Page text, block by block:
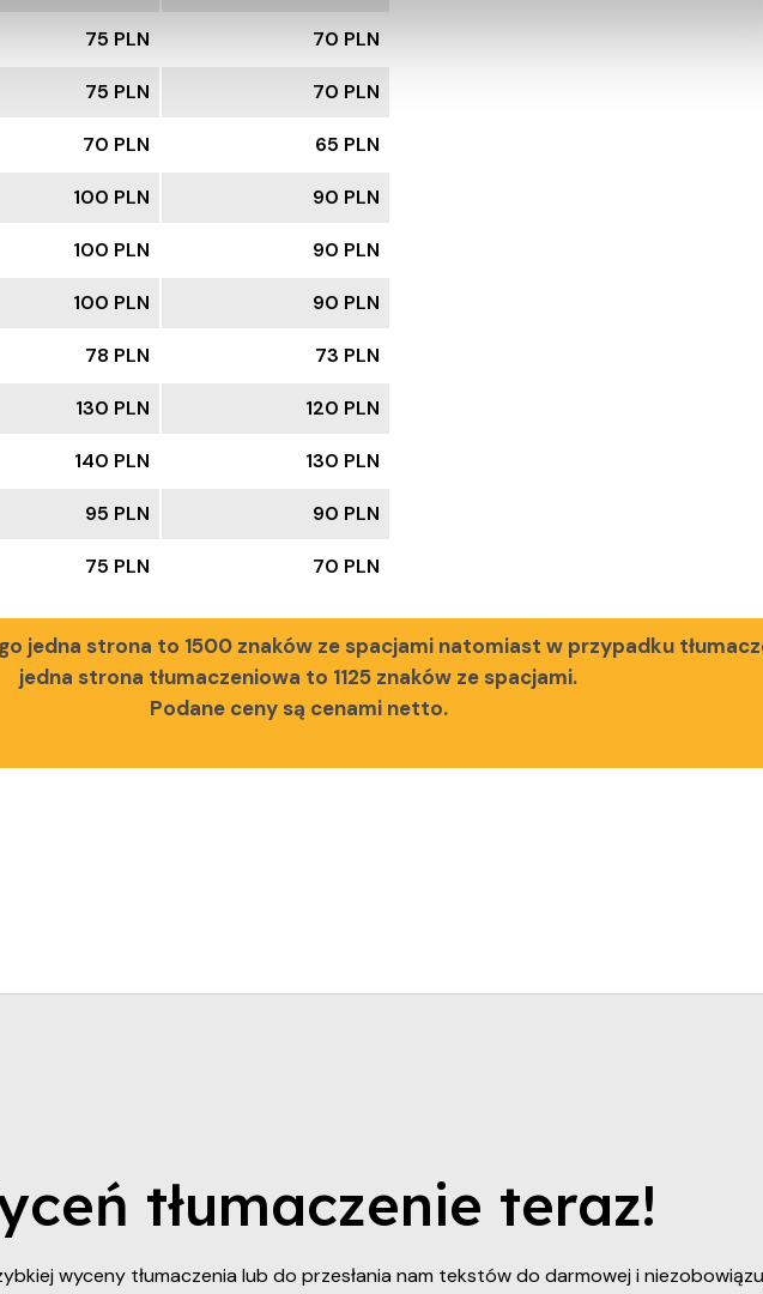
75 PLN 70 PLN
75 PLN 70 PLN
70 PLN 65 PLN
100 PLN 90 PLN
100 PLN 90 PLN
100 PLN 90 PLN
78 PLN 73 PLN
130 PLN 120 PLN
140 PLN 130 PLN
95 PLN 90 PLN
75 PLN 70 PLN
jedna strona to 1500 znaków ze spacjami natomiast w przypadku
jedna strona tłumaczeniowa to 1125 znaków ze spacjami.
Podane ceny są cenami netto.
tłumaczenie teraz!
wyceny tłumaczenia lub do przesłania nam tekstów do darmowej i